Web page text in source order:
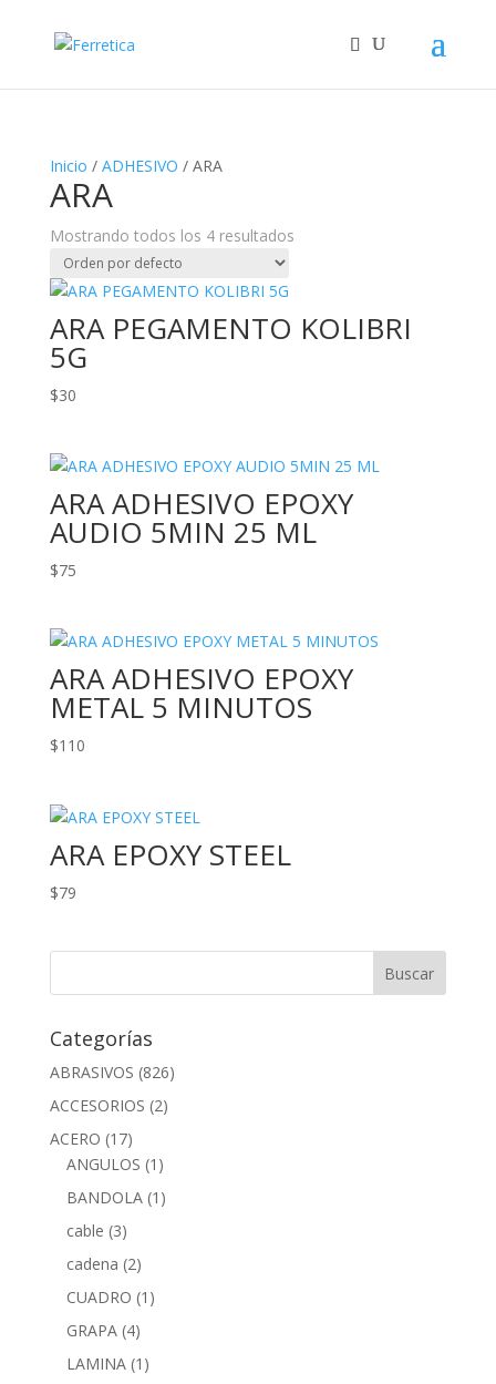
Inicio / ADHESIVO / ARA
ARA
Mostrando todos los 4 resultados
ARA PEGAMENTO KOLIBRI
5G
$30
ARA ADHESIVO EPOXY
AUDIO 5MIN 25 ML
$75
ARA ADHESIVO EPOXY
METAL 5 MINUTOS
$110
ARA EPOXY STEEL
$79
Categorías
ABRASIVOS (826)
ACCESORIOS (2)
ACERO (17)
ANGULOS (1)
BANDOLA (1)
cable (3)
cadena (2)
CUADRO (1)
GRAPA (4)
LAMINA (1)